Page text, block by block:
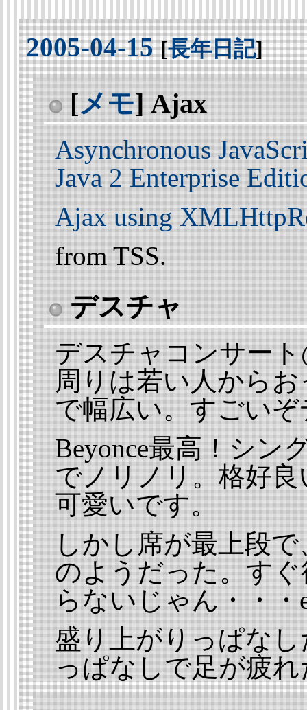
2005-04-15 [長年日記]
[メモ] Ajax
Asynchronous
Java 2 Enterprise
Ajax using
from TSS.
デスチャ
デスチャコンサー
周りは若い人から
で幅広い。すごい
Beyonce最高！シン
でノリノリ。格好
可愛いです。
しかし席が最上段
のようだった。す
らないじゃん・・
盛り上がりっぱな
っぱなしで足が疲